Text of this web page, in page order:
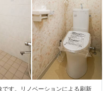
す。リノベーションによる刷新